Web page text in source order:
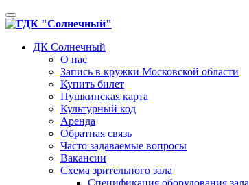
Toggle
navigation
ДК Солнечный
О нас
Запись в кружки Московской области
Купить билет
Пушкинская карта
Культурный код
Аренда
Обратная связь
Часто задаваемые вопросы
Вакансии
Схема зрительного зала
Спецификация оборудования зала